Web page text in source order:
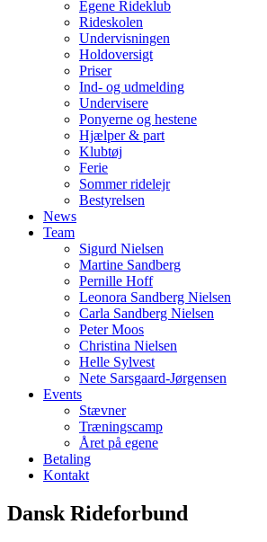
Egene Rideklub
Rideskolen
Undervisningen
Holdoversigt
Priser
Ind- og udmelding
Undervisere
Ponyerne og hestene
Hjælper & part
Klubtøj
Ferie
Sommer ridelejr
Bestyrelsen
News
Team
Sigurd Nielsen
Martine Sandberg
Pernille Hoff
Leonora Sandberg Nielsen
Carla Sandberg Nielsen
Peter Moos
Christina Nielsen
Helle Sylvest
Nete Sarsgaard-Jørgensen
Events
Stævner
Træningscamp
Året på egene
Betaling
Kontakt
Dansk Rideforbund